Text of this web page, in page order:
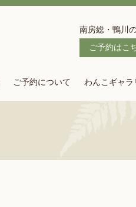
ご予約について わんこギャラ
南房総・鴨川
ご予約はこ